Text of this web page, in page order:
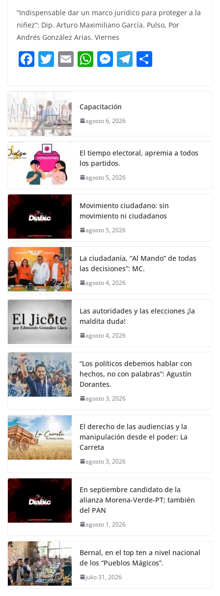
c
e
b
o
k
itt
er
ai
l
at
s
A
p
ss
e
n
g
e
a
m
m
“Indispensable dar un marco jurídico para proteger a la
niñez”: Dip. Arturo Maximiliano García. Pulso, Por
Andrés González Arias. Viernes
F
c
e
b
o
o
k
T
itt
er
E W
s
A
p
M
e
n
er
T
Capacitación
agosto 6, 2026
El tiempo electoral, apremia a todos
los partidos.
agosto 5, 2026
Movimiento ciudadano: sin
movimiento ni ciudadanos
agosto 5, 2026
La ciudadanía, “Al Mando” de todas
las decisiones”: MC.
agosto 4, 2026
Las autoridades y las elecciones ¡la
maldita duda!
agosto 4, 2026
“Los políticos debemos hablar con
hechos, no con palabras”: Agustín
Dorantes.
agosto 3, 2026
El derecho de las audiencias y la
manipulación desde el poder: La
Carreta
agosto 3, 2026
En septiembre candidato de la
alianza Morena-Verde-PT; también
del PAN
agosto 1, 2026
Bernal, en el top ten a nivel nacional
de los “Pueblos Mágicos”.
julio 31, 2026